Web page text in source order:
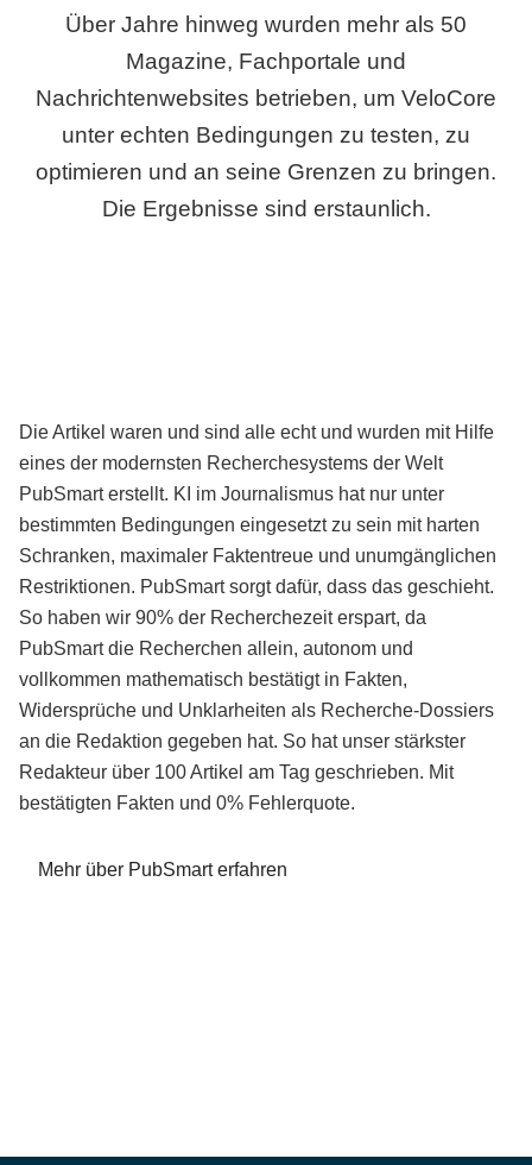
Über Jahre hinweg wurden mehr als 50
Magazine, Fachportale und
Nachrichtenwebsites betrieben, um VeloCore
unter echten Bedingungen zu testen, zu
optimieren und an seine Grenzen zu bringen.
Die Ergebnisse sind erstaunlich.
Die Artikel waren und sind alle echt und wurden mit Hilfe
eines der modernsten Recherchesystems der Welt
PubSmart erstellt. KI im Journalismus hat nur unter
bestimmten Bedingungen eingesetzt zu sein mit harten
Schranken, maximaler Faktentreue und unumgänglichen
Restriktionen. PubSmart sorgt dafür, dass das geschieht.
So haben wir 90% der Recherchezeit erspart, da
PubSmart die Recherchen allein, autonom und
vollkommen mathematisch bestätigt in Fakten,
Widersprüche und Unklarheiten als Recherche-Dossiers
an die Redaktion gegeben hat. So hat unser stärkster
Redakteur über 100 Artikel am Tag geschrieben. Mit
bestätigten Fakten und 0% Fehlerquote.
Mehr über PubSmart erfahren